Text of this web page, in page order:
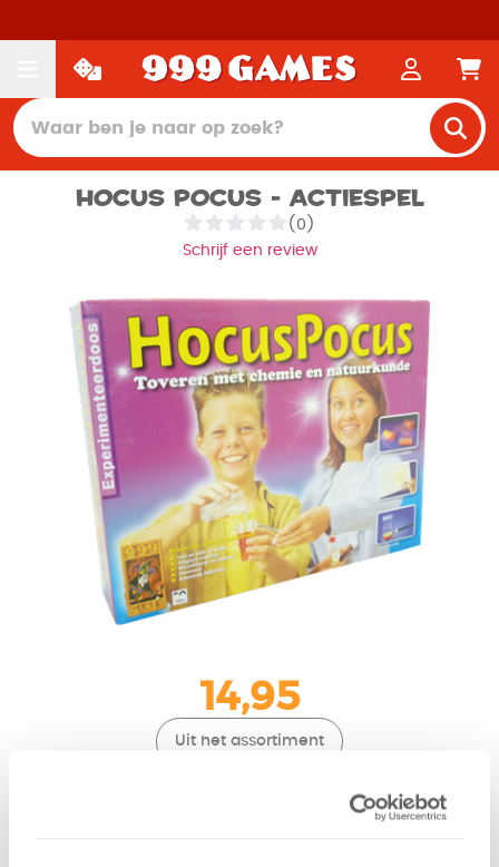
Hocus Pocus - Actiespel
(0)
Schrijf een review
14,95
Uit het assortiment